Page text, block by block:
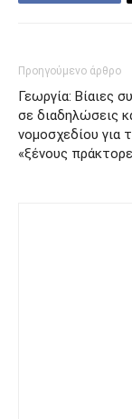
Προηγούμενο άρθρο
Γεωργία: Βίαιες
σε διαδηλώσεις
νομοσχεδίου για
«ξένους